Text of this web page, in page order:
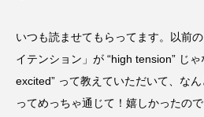
いつも読ませてもらってます。以前
イテンション」が “high tension” じ
excited” って教えていただいて、な
ってめっちゃ通じて！嬉しかったの